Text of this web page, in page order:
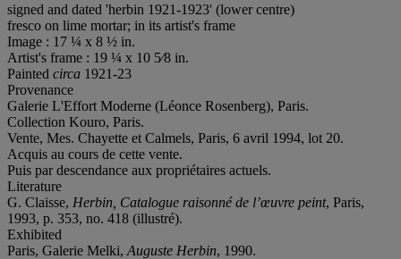
signed and dated 'herbin 1921-1923' (lower centre)
fresco on lime mortar; in its artist's frame
Image : 17 ¼ x 8 ½ in.
Artist's frame : 19 ¼ x 10 5⁄8 in.
Painted circa 1921-23
Provenance
Galerie L'Effort Moderne (Léonce Rosenberg), Paris.
Collection Kouro, Paris.
Vente, Mes. Chayette et Calmels, Paris, 6 avril 1994, lot 20.
Acquis au cours de cette vente.
Puis par descendance aux propriétaires actuels.
Literature
G. Claisse, Herbin, Catalogue raisonné de l’œuvre peint, Paris,
1993, p. 353, no. 418 (illustré).
Exhibited
Paris, Galerie Melki, Auguste Herbin, 1990.